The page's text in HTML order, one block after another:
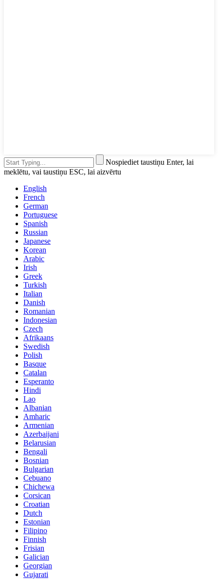
Nospiediet taustiņu Enter, lai
meklētu, vai taustiņu ESC, lai aizvērtu
English
French
German
Portuguese
Spanish
Russian
Japanese
Korean
Arabic
Irish
Greek
Turkish
Italian
Danish
Romanian
Indonesian
Czech
Afrikaans
Swedish
Polish
Basque
Catalan
Esperanto
Hindi
Lao
Albanian
Amharic
Armenian
Azerbaijani
Belarusian
Bengali
Bosnian
Bulgarian
Cebuano
Chichewa
Corsican
Croatian
Dutch
Estonian
Filipino
Finnish
Frisian
Galician
Georgian
Gujarati